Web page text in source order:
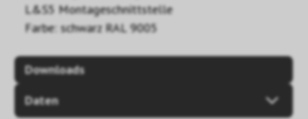
L&S5 Montageschnittstelle
Farbe: schwarz RAL 9005
Downloads
Daten